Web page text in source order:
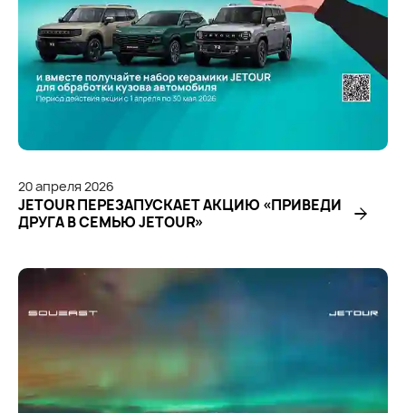
20апреля2026
JETOUR ПЕРЕЗАПУСКАЕТ АКЦИЮ «ПРИВЕДИ
ДРУГА В СЕМЬЮ JETOUR»